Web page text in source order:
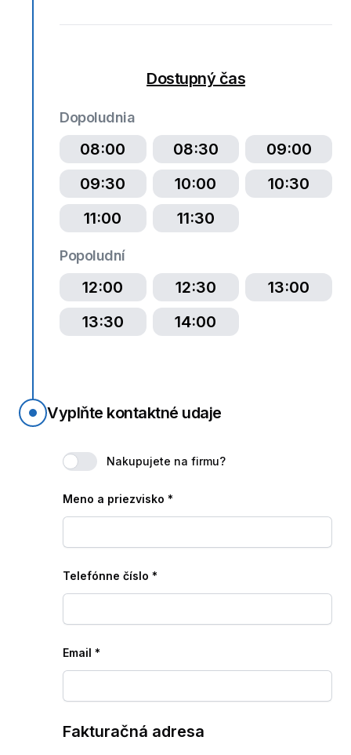
Dostupný čas
Dopoludnia
08:00 08:30
09:00
09:30
10:00
10:30
11:00
11:30
Popoludní
12:00 12:30
13:00
13:30
14:00
Vyplňte kontaktné udaje
Nakupujete na firmu?
Meno a priezvisko *
Telefónne číslo *
Email *
Fakturačná adresa